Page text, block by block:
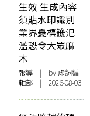
生效 生成內容
須貼水印識別
業界憂標籤氾
濫恐令大眾麻
木
報導 | by 虛詞編
輯部 | 2026-08-03